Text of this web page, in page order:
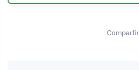
Compartir